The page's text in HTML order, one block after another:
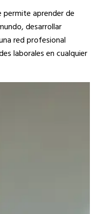
aprender de
desarrollar
red profesional
laborales en cualquier